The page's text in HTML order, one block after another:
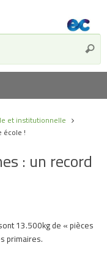
et institutionnelle
école !
: un record
13.500kg de « pièces
primaires.